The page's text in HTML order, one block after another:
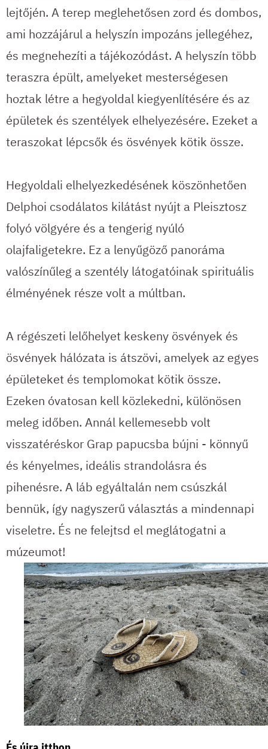
lejtőjén. A terep meglehetősen zord és dombos,
ami hozzájárul a helyszín impozáns jellegéhez,
és megnehezíti a tájékozódást. A helyszín több
teraszra épült, amelyeket mesterségesen
hoztak létre a hegyoldal kiegyenlítésére és az
épületek és szentélyek elhelyezésére. Ezeket a
teraszokat lépcsők és ösvények kötik össze.
Hegyoldali elhelyezkedésének köszönhetően
Delphoi csodálatos kilátást nyújt a Pleisztosz
folyó völgyére és a tengerig nyúló
olajfaligetekre. Ez a lenyűgöző panoráma
valószínűleg a szentély látogatóinak spirituális
élményének része volt a múltban.
A régészeti lelőhelyet keskeny ösvények és
ösvények hálózata is átszövi, amelyek az egyes
épületeket és templomokat kötik össze.
Ezeken óvatosan kell közlekedni, különösen
meleg időben. Annál kellemesebb volt
visszatéréskor Grap papucsba bújni - könnyű
és kényelmes, ideális strandolásra és
pihenésre. A láb egyáltalán nem csúszkál
bennük, így nagyszerű választás a mindennapi
viseletre. És ne felejtsd el meglátogatni a
múzeumot!